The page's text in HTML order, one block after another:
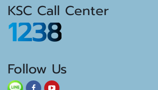
KSC Call Center
1238
Follow Us